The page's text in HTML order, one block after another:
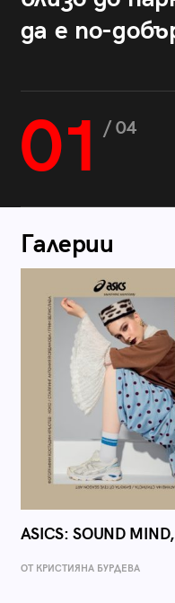
да е по-
01 / 04
Галерии
ASICS: SOUND
ОТ КРИСТИЯНА БУРДЕВА